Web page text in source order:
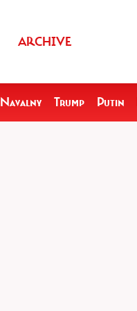
ARCHIVE
Navalny Trump Putin